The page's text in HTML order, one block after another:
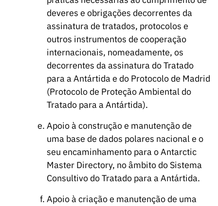
deveres e obrigações decorrentes da
assinatura de tratados, protocolos e
outros instrumentos de cooperação
internacionais, nomeadamente, os
decorrentes da assinatura do Tratado
para a Antártida e do Protocolo de Madrid
(Protocolo de Proteção Ambiental do
Tratado para a Antártida).
Apoio à construção e manutenção de
uma base de dados polares nacional e o
seu encaminhamento para o Antarctic
Master Directory, no âmbito do Sistema
Consultivo do Tratado para a Antártida.
Apoio à criação e manutenção de uma